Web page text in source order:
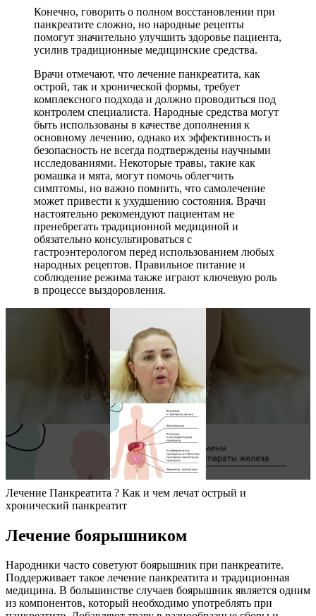
Конечно, говорить о полном восстановлении при
панкреатите сложно, но народные рецепты
помогут значительно улучшить здоровье пациента,
усилив традиционные медицинские средства.
Врачи отмечают, что лечение панкреатита, как
острой, так и хронической формы, требует
комплексного подхода и должно проводиться под
контролем специалиста. Народные средства могут
быть использованы в качестве дополнения к
основному лечению, однако их эффективность и
безопасность не всегда подтверждены научными
исследованиями. Некоторые травы, такие как
ромашка и мята, могут помочь облегчить
симптомы, но важно помнить, что самолечение
может привести к ухудшению состояния. Врачи
настоятельно рекомендуют пациентам не
пренебрегать традиционной медициной и
обязательно консультироваться с
гастроэнтерологом перед использованием любых
народных рецептов. Правильное питание и
соблюдение режима также играют ключевую роль
в процессе выздоровления.
Лечение Панкреатита ? Как и чем лечат острый и
хронический панкреатит
Лечение боярышником
Народники часто советуют боярышник при панкреатите.
Поддерживает такое лечение панкреатита и традиционная
медицина. В большинстве случаев боярышник является одним
из компонентов, который необходимо употреблять при